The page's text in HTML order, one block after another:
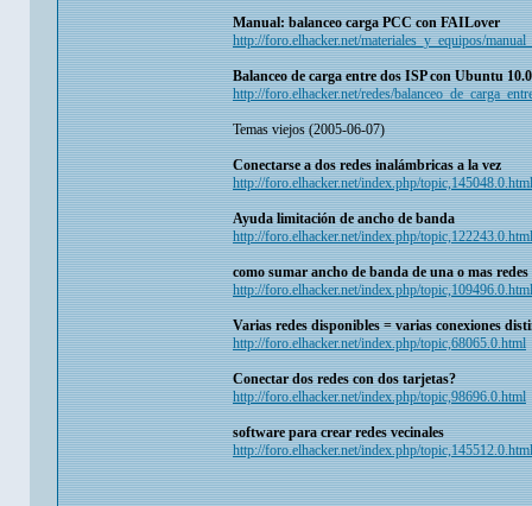
Manual: balanceo carga PCC con FAILover
http://foro.elhacker.net/materiales_y_equipos/
Balanceo de carga entre dos ISP con Ubuntu
http://foro.elhacker.net/redes/
Temas viejos (2005-06-07)
Conectarse a dos redes inalámbricas a la vez
http://foro.elhacker.net/index.php/topic,145048.0.html
Ayuda limitación de ancho de banda
http://foro.elhacker.net/index.php/topic,122243.0.html
como sumar ancho de banda de una o mas
http://foro.elhacker.net/index.php/topic,109496.0.html
Varias redes disponibles = varias conexiones
http://foro.elhacker.net/index.php/topic,68065.0.html
Conectar dos redes con dos tarjetas?
http://foro.elhacker.net/index.php/topic,98696.0.html
software para crear redes vecinales
http://foro.elhacker.net/index.php/topic,145512.0.html